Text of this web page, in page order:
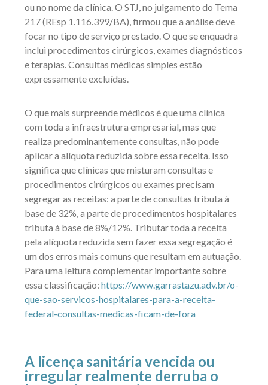
ou no nome da clínica. O STJ, no julgamento do Tema
217 (REsp 1.116.399/BA), firmou que a análise deve
focar no tipo de serviço prestado. O que se enquadra
inclui procedimentos cirúrgicos, exames diagnósticos
e terapias. Consultas médicas simples estão
expressamente excluídas.
O que mais surpreende médicos é que uma clínica
com toda a infraestrutura empresarial, mas que
realiza predominantemente consultas, não pode
aplicar a alíquota reduzida sobre essa receita. Isso
significa que clínicas que misturam consultas e
procedimentos cirúrgicos ou exames precisam
segregar as receitas: a parte de consultas tributa à
base de 32%, a parte de procedimentos hospitalares
tributa à base de 8%/12%. Tributar toda a receita
pela alíquota reduzida sem fazer essa segregação é
um dos erros mais comuns que resultam em autuação.
Para uma leitura complementar importante sobre
essa classificação: https://www.garrastazu.adv.br/o-
que-sao-servicos-hospitalares-para-a-receita-
federal-consultas-medicas-ficam-de-fora
A licença sanitária vencida ou
irregular realmente derruba o